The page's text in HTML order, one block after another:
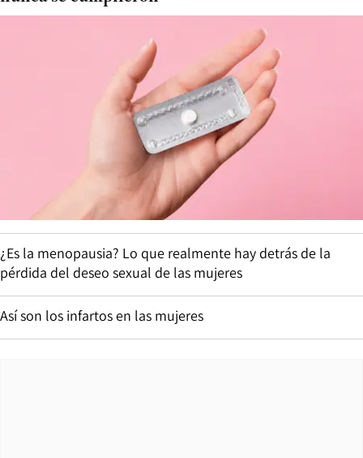
¿Es la menopausia? Lo que realmente hay detrás de la
pérdida del deseo sexual de las mujeres
Así son los infartos en las mujeres